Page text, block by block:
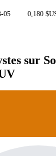
05 0,180
sur